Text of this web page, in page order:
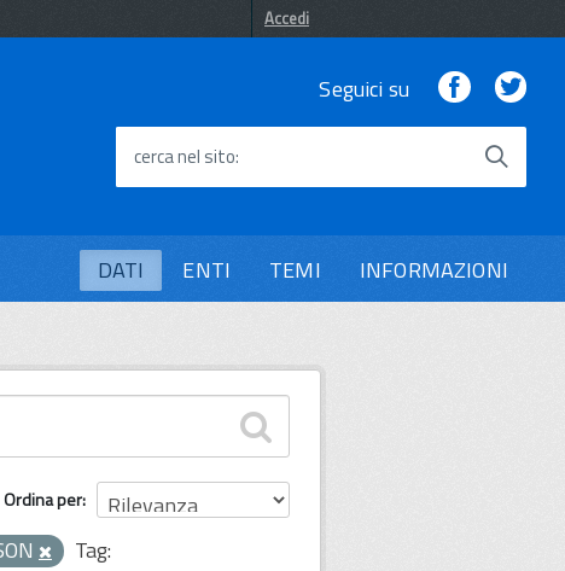
Accedi
Seguici su Facebook
cerca nel sito
DATI ENTI TEMI INFORMAZIONI
Ordina per
Tag: